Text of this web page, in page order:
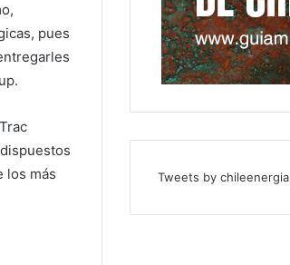
pues
los más
Tweets by chileenergia